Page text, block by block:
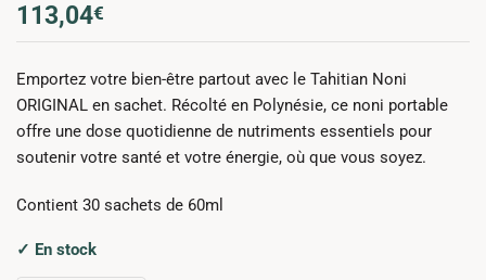
113,04€
Emportez votre bien-être partout avec le Tahitian Noni
ORIGINAL en sachet. Récolté en Polynésie, ce noni portable
offre une dose quotidienne de nutriments essentiels pour
soutenir votre santé et votre énergie, où que vous soyez.
Contient 30 sachets de 60ml
✓ En stock